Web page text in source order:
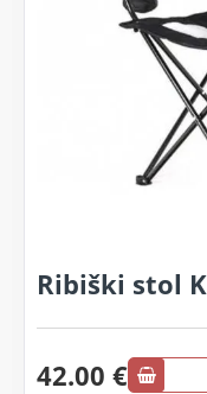
Ribiški stol
42.00 €